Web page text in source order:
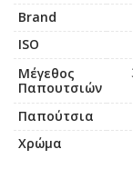
Brand
ISO
Μέγεθος
Παπουτσιών
Παπούτσια
Χρώμα